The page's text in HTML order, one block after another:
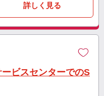
詳しく見る
ビスセンターでのS